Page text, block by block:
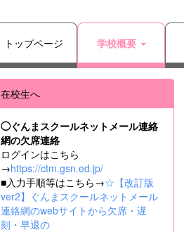
トップページ 学校概要
在校生へ
◯ぐんまスクールネットメール連絡
網の欠席連絡
ログインはこちら
→https://ctm.gsn.ed.jp/
■入力手順等はこちら→☆【改訂版
ver2】ぐんまスクールネットメール
連絡網のwebサイトから欠席・遅
刻・早退の